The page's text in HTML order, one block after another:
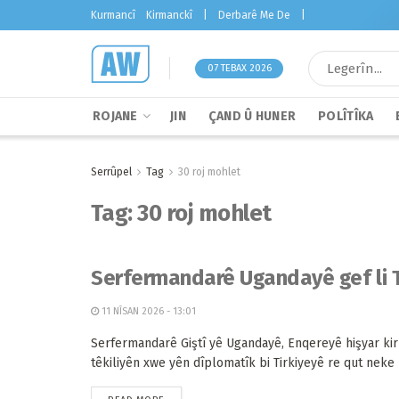
Kurmancî Kirmanckî Derbarê Me De
07 TEBAX 2026
ROJANE JIN ÇAND Û HUNER POLÎTÎKA
Serrûpel Tag 30 roj mohlet
Tag:30 roj mohlet
Serfermandarê Ugandayê gef li
11 NÎSAN 2026 - 13:01
Serfermandarê Giştî yê Ugandayê, Enqereyê hişyar
têkiliyên xwe yên dîplomatîk bi Tirkiyeyê re qut neke